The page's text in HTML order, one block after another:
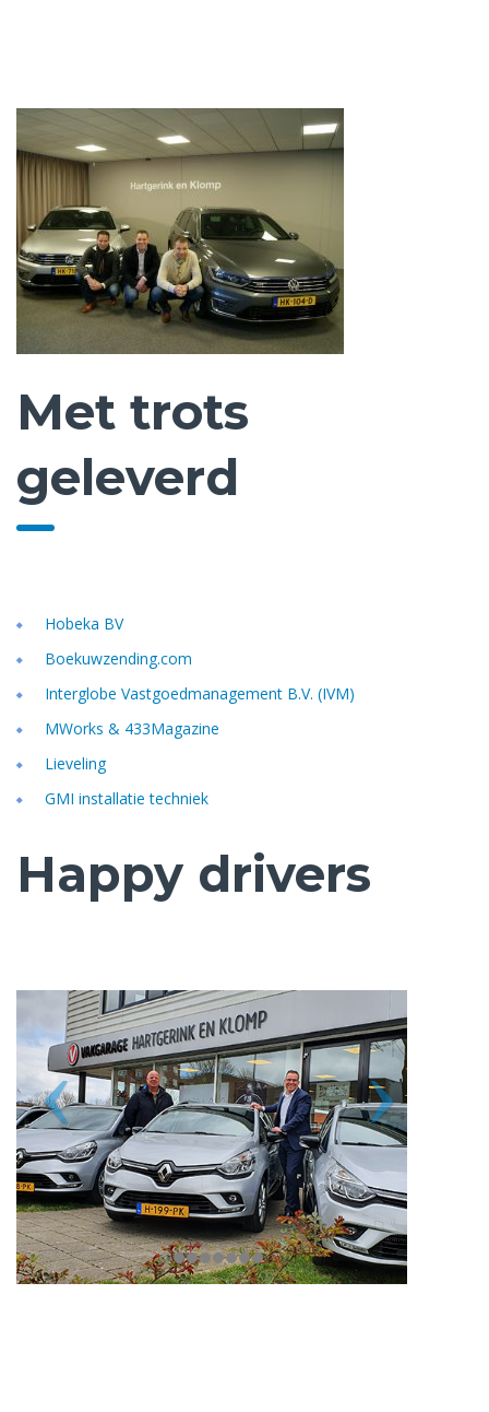
Met trots
geleverd
Hobeka BV
Boekuwzending.com
Interglobe Vastgoedmanagement B.V. (IVM)
MWorks & 433Magazine
Lieveling
GMI installatie techniek
Happy drivers